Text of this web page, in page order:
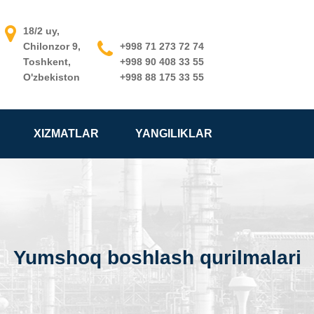
18/2 uy,
Chilonzor 9,
Toshkent,
O'zbekiston
+998 71 273 72 74
+998 90 408 33 55
+998 88 175 33 55
XIZMATLAR YANGILIKLAR
Yumshoq boshlash qurilmalari